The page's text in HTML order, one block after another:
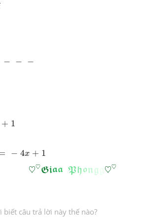
− − −
+ 1
− 4x + 1
♡♡Giaa Ph ong ♡♡
♡♡𝕲𝖎 𝕻𝖍𝖔 ♡
câu trả lời này thế nào?